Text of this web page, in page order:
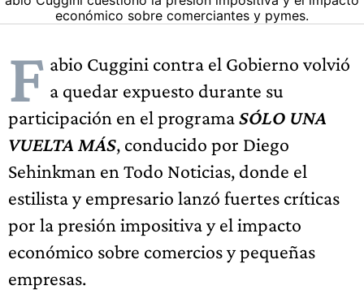
económico sobre comerciantes y pymes.
F abio Cuggini contra el Gobierno volvió
a quedar expuesto durante su
participación en el programaSÓLO UNA
VUELTA MÁS, conducido por Diego
Sehinkman en Todo Noticias, donde el
estilista y empresario lanzó fuertes críticas
por la presión impositiva y el impacto
económico sobre comercios y pequeñas
empresas.